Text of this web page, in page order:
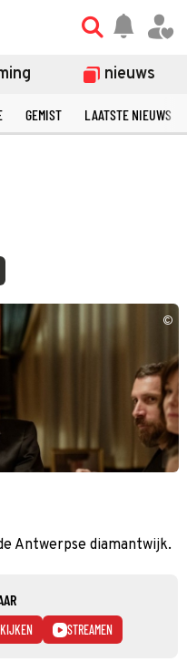
nieuws
GEMIST LAATSTE NIEUWS
©
Antwerpse diamantwijk.
STREAMEN